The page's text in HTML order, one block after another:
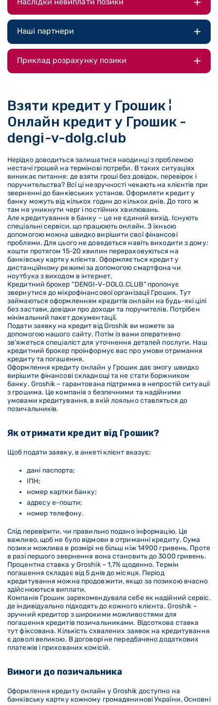
Наші партнери
Приклад розрахунку позики
Взяти кредит у Грошик ¦
Онлайн кредит у Грошик -
dengi-v-dolg.club
Нерідко доводиться залишатися наодинці з проблемою
нестачі грошей на термінові потреби. В таких ситуаціях
виникає питання: де взяти гроші без довідок, перевірок і
поручительства? Всі ці незручності чекають на клієнтів при
зверненні до банківських установ. Оформляти кредит у
банку можуть від кількох годин до кількох днів. До того ж
там не уникнути черг і постійних хвилювань.
Але кредитування в банку – це не єдиний вихід. Існують
спеціальні сервіси, що працюють онлайн. З їхньою
допомогою можна швидко вирішити свої фінансові
проблеми. Для цього не доведеться навіть виходити з дому:
кошти протягом 15-20 хвилин перераховуються на
банківську картку клієнта. Оформляється кредит у
дистанційному режимі за допомогою смартфона чи
ноутбука з виходом в інтернет.
Кредитний брокер “DENGI-V-DOLG.CLUB” пропонує
звернутися до мікрофінансової організації Грошик. Тут
займаються оформленням кредитів онлайн на будь-які цілі
без застави, довідки про доходи та поручителів. Потрібен
мінімальний пакет документації.
Подати заявку на кредит від Groshik ви можете за
допомогою нашого сайту. Потім із вами оперативно
зв'яжеться спеціаліст для уточнення деталей послуги. Наш
кредитний брокер проінформує вас про умови отримання
кредиту та погашення.
Оформлення кредиту онлайн у Грошик дає змогу швидко
вирішити фінансові складнощі та не стати боржником
банку. Groshik – гарантована підтримка в непростій ситуації
з грошима. Це компанія з безпечними та надійними
умовами кредитування, в якій лояльно ставляться до
позичальників.
Як отримати кредит від Грошик?
Щоб подати заявку, в анкеті клієнт вказує:
дані паспорта;
ІПН;
номер картки банку;
адресу е-пошти;
номер телефону.
Слід перевірити, чи правильно подано інформацію. Це
важливо, щоб не було відмови в отриманні кредиту. Сума
позики можлива в розмірі не більш ніж 14900 гривень. Проте
в разі першого звернення вона становить до 3000 гривень.
Процентна ставка у Groshik – 1,7% щоденно. Термін
погашення складає від 5 днів до місяця. Період
кредитування можна продовжити, якщо за позикою вчасно
здійснюються виплати.
Компанія Грошик зарекомендувала себе як надійний сервіс,
де індивідуально підходять до кожного клієнта. Groshik –
зручний кредитор з широкими можливостями для
погашення кредитів позичальниками. Відсоткова ставка
тут фіксована. Кількість схвалених заявок на кредитування
є доволі великою. В договорі не передбачено додаткових
платежів і прихованих комісій.
Вимоги до позичальника
Оформлення кредиту онлайн у Groshik доступно на
банківську картку кожному громадянинові України. Основні